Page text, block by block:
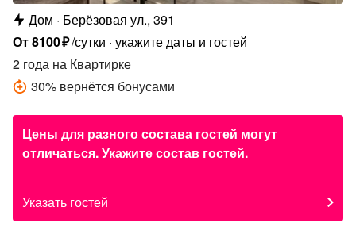
Дом
Берёзовая ул., 391
От8100₽/сутки укажите даты и гостей
2 года на Квартирке
30% вернётся бонусами
Цены для разного состава гостей могут
отличаться. Укажите состав гостей.
Указать гостей